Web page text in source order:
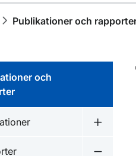
Publikationer och
och
inom
inom